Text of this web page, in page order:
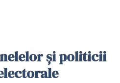
și politicii